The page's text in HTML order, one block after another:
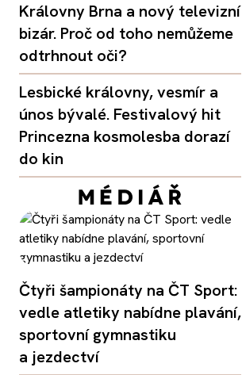
Královny Brna a nový televizní
bizár. Proč od toho nemůžeme
odtrhnout oči?
Lesbické královny, vesmír a
únos bývalé. Festivalový hit
Princezna kosmolesba dorazí
do kin
Čtyři šampionáty na ČT Sport:
vedle atletiky nabídne plavání,
sportovní gymnastiku
a jezdectví